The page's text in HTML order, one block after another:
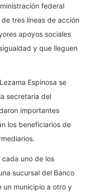
federal
tres líneas de acción
apoyos sociales
y que lleguen
Espinosa se
secretaria del
importantes
los beneficiarios de
cada uno de los
sucursal del Banco
un municipio a otro y